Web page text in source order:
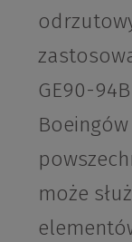
GE90-
może